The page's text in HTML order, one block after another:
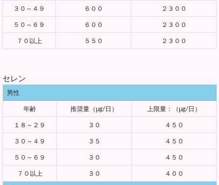
３０～４９ ６００ ２３００
５０～６９ ６００ ２３００
７０以上 ５５０ ２３００
セレン
男性
年齢 推奨量（μg/日） 上限量：（μg/日）
１８～２９ ３０ ４５０
３０～４９ ３５ ４５０
５０～６９ ３０ ４５０
７０以上 ３０ ４００